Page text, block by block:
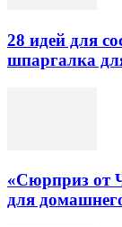
28 идей для
шпаргалка
«Сюрприз от
для